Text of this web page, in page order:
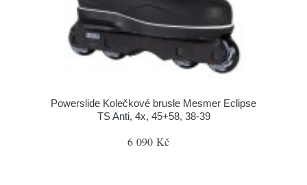
Powerslide Kolečkové brusle Mesmer Eclipse
TS Anti, 4x, 45+58, 38-39
6 090 Kč